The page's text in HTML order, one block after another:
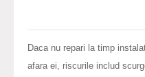
Daca nu repari la timp
afara ei, riscurile includ